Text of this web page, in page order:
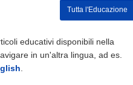
Tutta l'Educazione
educativi disponibili nella
in un'altra lingua, ad es.